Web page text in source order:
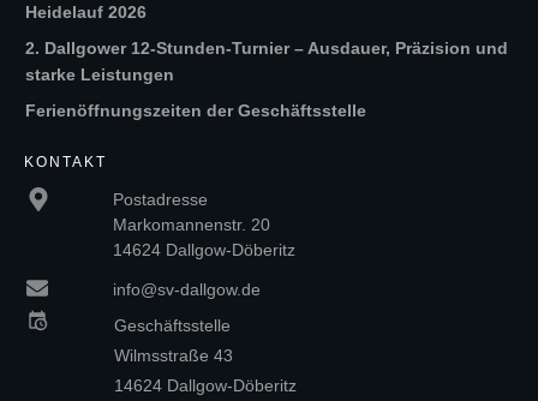
Heidelauf 2026
2. Dallgower 12-Stunden-Turnier – Ausdauer, Präzision und
starke Leistungen
Ferienöffnungszeiten der Geschäftsstelle
KONTAKT
Postadresse
Markomannenstr. 20
14624 Dallgow-Döberitz
info@sv-dallgow.de
Geschäftsstelle
Wilmsstraße 43
14624 Dallgow-Döberitz